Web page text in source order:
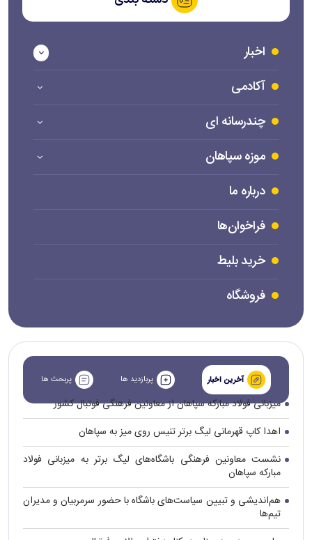
اخبار
آکادمی
چندرسانه ای
موزه سپاهان
درباره ما
فراخوان‌ها
خرید بلیط
فروشگاه
آخرین اخبار پربازدید ها پربحث ها
میزبانی فولاد مبارکه سپاهان از معاونین فرهنگی فوتبال کشور
اهدا کاپ قهرمانی لیگ برتر تنیس روی میز به سپاهان
نشست معاونین فرهنگی باشگاه‌های لیگ برتر به میزبانی فولاد
مبارکه سپاهان
هم‌اندیشی و تبیین سیاست‌های باشگاه با حضور سرمربیان و مدیران
تیم‌ها